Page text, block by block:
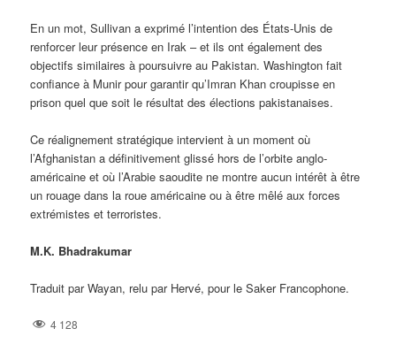
En un mot, Sullivan a exprimé l’intention des États-Unis de
renforcer leur présence en Irak – et ils ont également des
objectifs similaires à poursuivre au Pakistan. Washington fait
confiance à Munir pour garantir qu’Imran Khan croupisse en
prison quel que soit le résultat des élections pakistanaises.
Ce réalignement stratégique intervient à un moment où
l’Afghanistan a définitivement glissé hors de l’orbite anglo-
américaine et où l’Arabie saoudite ne montre aucun intérêt à être
un rouage dans la roue américaine ou à être mêlé aux forces
extrémistes et terroristes.
M.K. Bhadrakumar
Traduit par Wayan, relu par Hervé, pour le Saker Francophone.
4 128